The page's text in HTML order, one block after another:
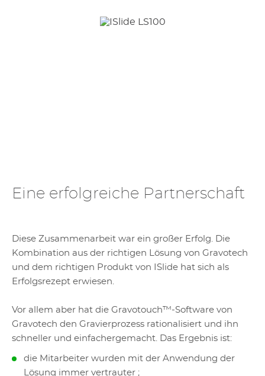
Eine erfolgreiche Partnerschaft
Diese Zusammenarbeit war ein großer Erfolg. Die
Kombination aus der richtigen Lösung von Gravotech
und dem richtigen Produkt von ISlide hat sich als
Erfolgsrezept erwiesen.
Vor allem aber hat die Gravotouch™-Software von
Gravotech den Gravierprozess rationalisiert und ihn
schneller und einfachergemacht. Das Ergebnis ist:
die Mitarbeiter wurden mit der Anwendung der
Lösung immer vertrauter ;